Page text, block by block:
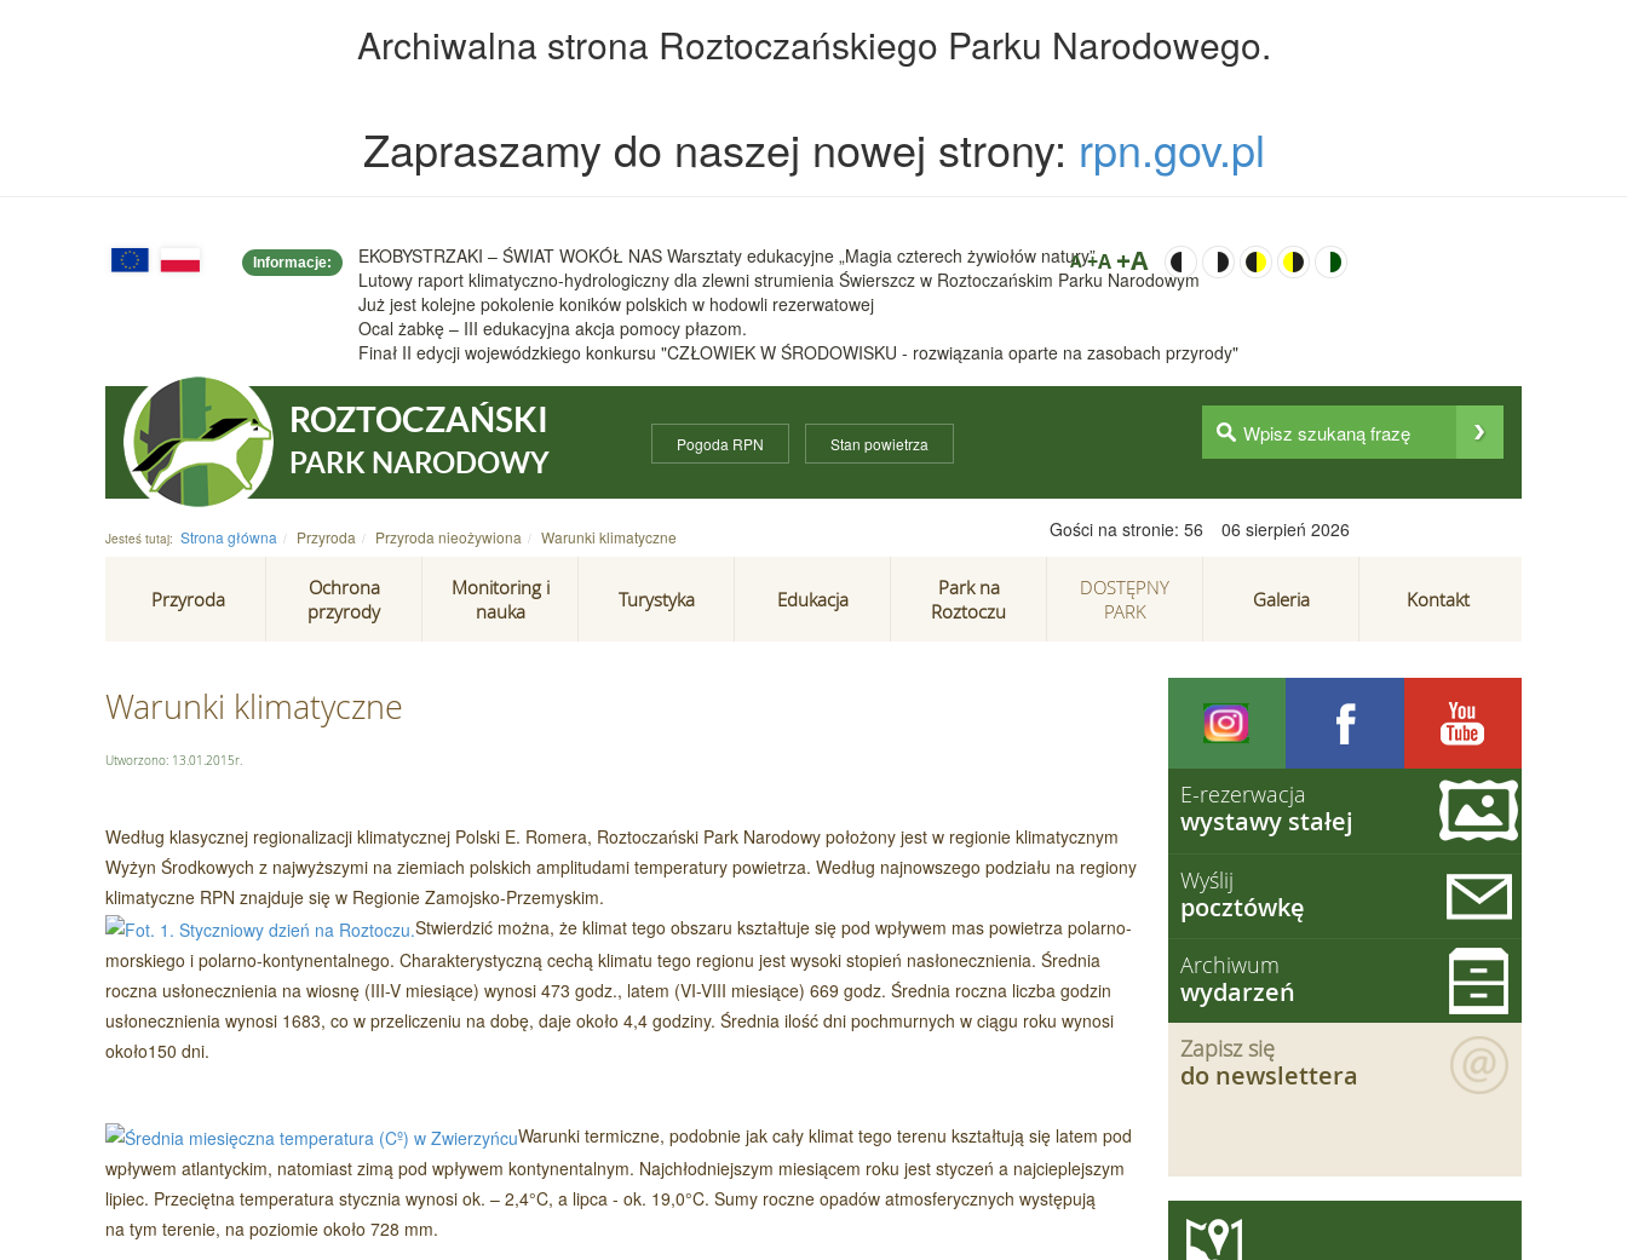
Archiwalna strona Roztoczańskiego Parku Narodowego.
Zapraszamy do naszej nowej strony: rpn.gov.pl
Informacje:
EKOBYSTRZAKI – ŚWIAT WOKÓŁ NAS Warsztaty edukacyjne „Magia czterech żywiołów natury”
Lutowy raport klimatyczno-hydrologiczny dla zlewni strumienia Świerszcz w Roztoczańskim Parku Narodowym
Już jest kolejne pokolenie koników polskich w hodowli rezerwatowej
Ocal żabkę – III edukacyjna akcja pomocy płazom.
Finał II edycji wojewódzkiego konkursu "CZŁOWIEK W ŚRODOWISKU - rozwiązania oparte na zasobach przyrody"
A +A +A
ROZTOCZAŃSKI
PARK NARODOWY
Pogoda RPN Stan powietrza
Jesteś tutaj: Strona główna Przyroda Przyroda nieożywiona Warunki klimatyczne Gości na stronie: 56 06 sierpień 2026
Przyroda
Ochrona
przyrody
Monitoring i
nauka
Turystyka Edukacja
Park na
Roztoczu
DOSTĘPNY
PARK
Galeria Kontakt
Warunki klimatyczne
Utworzono: 13.01.2015r.
Według klasycznej regionalizacji klimatycznej Polski E. Romera, Roztoczański Park Narodowy położony jest w regionie klimatycznym
Wyżyn Środkowych z najwyższymi na ziemiach polskich amplitudami temperatury powietrza. Według najnowszego podziału na regiony
klimatyczne RPN znajduje się w Regionie Zamojsko-Przemyskim.
Stwierdzić można, że klimat tego obszaru kształtuje się pod wpływem mas powietrza polarno-
morskiego i polarno-kontynentalnego. Charakterystyczną cechą klimatu tego regionu jest wysoki stopień nasłonecznienia. Średnia
roczna usłonecznienia na wiosnę (III-V miesiące) wynosi 473 godz., latem (VI-VIII miesiące) 669 godz. Średnia roczna liczba godzin
usłonecznienia wynosi 1683, co w przeliczeniu na dobę, daje około 4,4 godziny. Średnia ilość dni pochmurnych w ciągu roku wynosi
około150 dni.
Warunki termiczne, podobnie jak cały klimat tego terenu kształtują się latem pod
wpływem atlantyckim, natomiast zimą pod wpływem kontynentalnym. Najchłodniejszym miesiącem roku jest styczeń a najcieplejszym
lipiec. Przeciętna temperatura stycznia wynosi ok. – 2,4°C, a lipca - ok. 19,0°C. Sumy roczne opadów atmosferycznych występują
na tym terenie, na poziomie około 728 mm.
E-rezerwacja
wystawy stałej
Wyślij
pocztówkę
Archiwum
wydarzeń
Zapisz się
do newslettera